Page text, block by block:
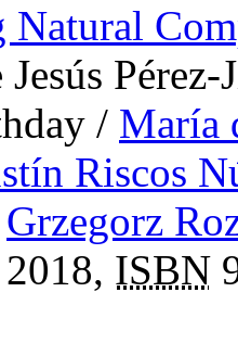
Natural
/ María
Riscos
Grzegorz
ISBN